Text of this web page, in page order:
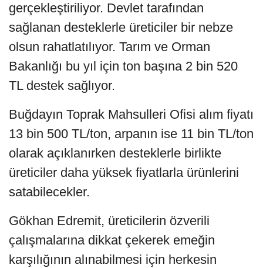
gerçekleştiriliyor. Devlet tarafından
sağlanan desteklerle üreticiler bir nebze
olsun rahatlatılıyor. Tarım ve Orman
Bakanlığı bu yıl için ton başına 2 bin 520
TL destek sağlıyor.
Buğdayın Toprak Mahsulleri Ofisi alım fiyatı
13 bin 500 TL/ton, arpanın ise 11 bin TL/ton
olarak açıklanırken desteklerle birlikte
üreticiler daha yüksek fiyatlarla ürünlerini
satabilecekler.
Gökhan Edremit, üreticilerin özverili
çalışmalarına dikkat çekerek emeğin
karşılığının alınabilmesi için herkesin